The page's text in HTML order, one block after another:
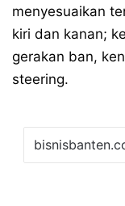
menyesuaikan
kiri dan kanan;
gerakan ban,
steering.